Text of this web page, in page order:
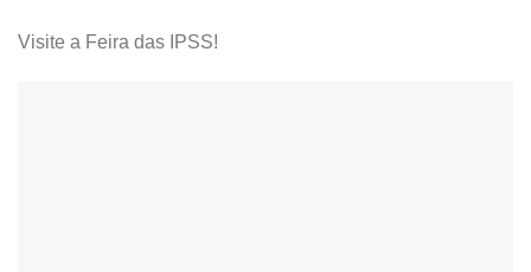
Visite a Feira das IPSS!